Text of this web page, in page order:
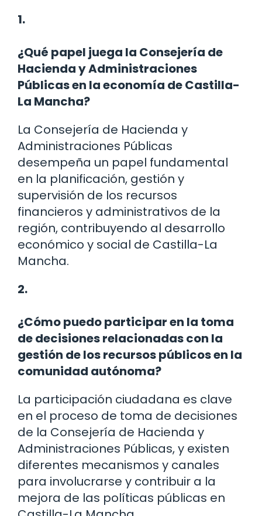
1.
¿Qué papel juega la Consejería de
Hacienda y Administraciones
Públicas en la economía de Castilla-
La Mancha?
La Consejería de Hacienda y
Administraciones Públicas
desempeña un papel fundamental
en la planificación, gestión y
supervisión de los recursos
financieros y administrativos de la
región, contribuyendo al desarrollo
económico y social de Castilla-La
Mancha.
2.
¿Cómo puedo participar en la toma
de decisiones relacionadas con la
gestión de los recursos públicos en la
comunidad autónoma?
La participación ciudadana es clave
en el proceso de toma de decisiones
de la Consejería de Hacienda y
Administraciones Públicas, y existen
diferentes mecanismos y canales
para involucrarse y contribuir a la
mejora de las políticas públicas en